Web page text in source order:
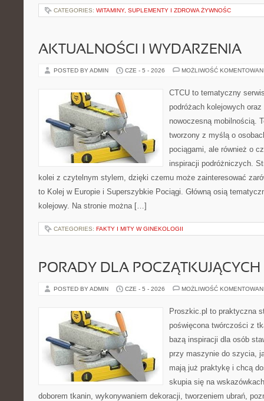
CATEGORIES: WITAMINY, SUPLEMENTY I ZDROWA ŻYWNOŚC
AKTUALNOŚCI I WYDARZENIA
POSTED BY ADMIN CZE - 5 - 2026 MOŻLIWOŚĆ
CTCU to tematyczny
podróżach kolejowych
nowoczesną mobilnością.
tworzony z myślą o
pociągami, ale również o
inspiracji podróżniczych.
kolei z czytelnym stylem, dzięki czemu może zainteresować
to Kolej w Europie i Superszybkie Pociągi. Główną osią
kolejowy. Na stronie można […]
CATEGORIES: FAKTY I MITY W GINEKOLOGII
PORADY DLA
POSTED BY ADMIN CZE - 5 - 2026 MOŻLIWOŚĆ
Proszkic.pl to praktyczna
poświęcona twórczości z
bazą inspiracji dla osób
przy maszynie do szycia,
mają już praktykę i chcą
skupia się na
doborem tkanin, wykonywaniem dekoracji, tworzeniem ubrań,